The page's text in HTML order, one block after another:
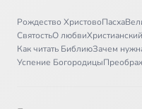
Рождество ХристовоПасха
СвятостьО любви
Как читать БиблиюЗачем
Успение Богородицы